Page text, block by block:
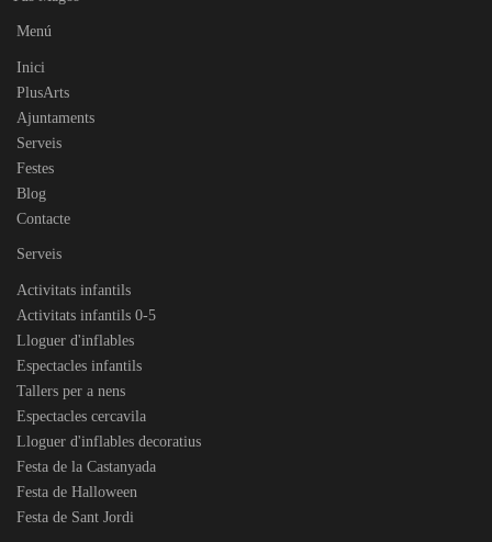
Menú
Inici
PlusArts
Ajuntaments
Serveis
Festes
Blog
Contacte
Serveis
Activitats infantils
Activitats infantils 0-5
Lloguer d'inflables
Espectacles infantils
Tallers per a nens
Espectacles cercavila
Lloguer d'inflables decoratius
Festa de la Castanyada
Festa de Halloween
Festa de Sant Jordi